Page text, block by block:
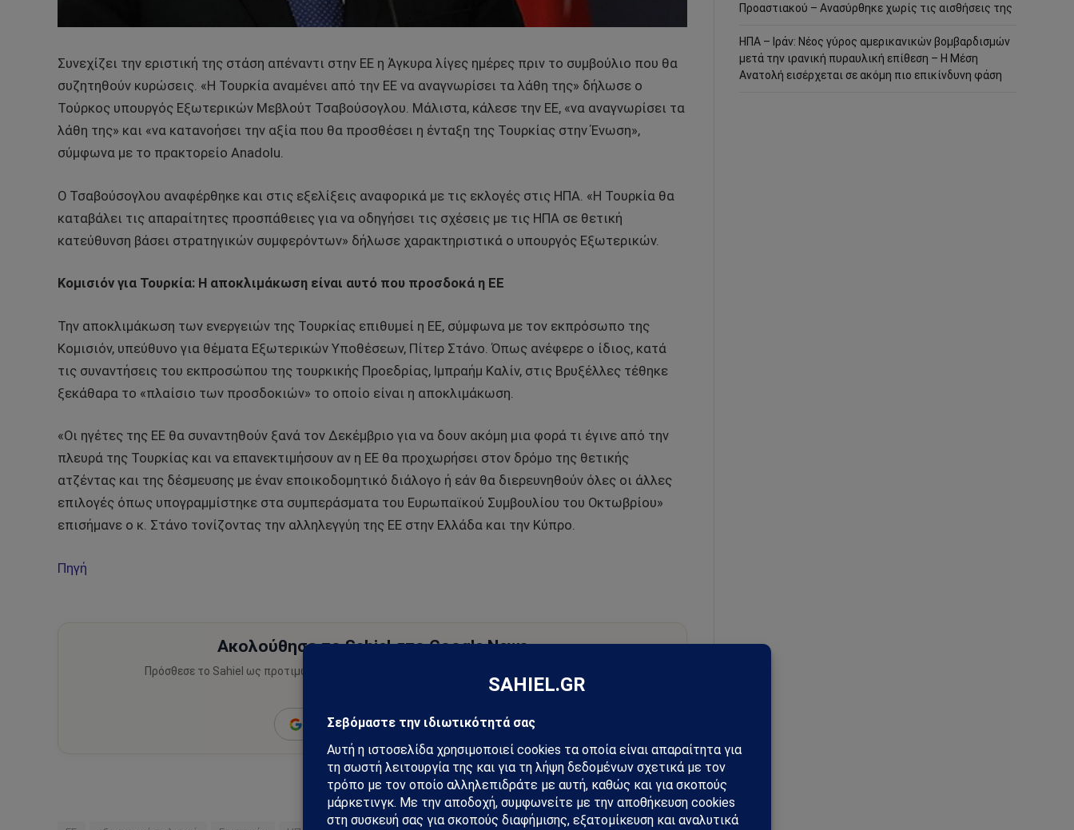
Συνεχίζει την εριστική της στάση απέναντι στην ΕΕ η Άγκυρα λίγες ημέρες πριν το συμβούλιο που θα
συζητηθούν κυρώσεις. «Η Τουρκία αναμένει από την ΕΕ να αναγνωρίσει τα λάθη της» δήλωσε ο
Τούρκος υπουργός Εξωτερικών Μεβλούτ Τσαβούσογλου. Μάλιστα, κάλεσε την ΕΕ, «να αναγνωρίσει τα
λάθη της» και «να κατανοήσει την αξία που θα προσθέσει η ένταξη της Τουρκίας στην Ένωση»,
σύμφωνα με το πρακτορείο Anadolu.
Ο Τσαβούσογλου αναφέρθηκε και στις εξελίξεις αναφορικά με τις εκλογές στις ΗΠΑ. «Η Τουρκία θα
καταβάλει τις απαραίτητες προσπάθειες για να οδηγήσει τις σχέσεις με τις ΗΠΑ σε θετική
κατεύθυνση βάσει στρατηγικών συμφερόντων» δήλωσε χαρακτηριστικά ο υπουργός Εξωτερικών.
Κομισιόν για Τουρκία: Η αποκλιμάκωση είναι αυτό που προσδοκά η ΕΕ
Την αποκλιμάκωση των ενεργειών της Τουρκίας επιθυμεί η ΕΕ, σύμφωνα με τον εκπρόσωπο της
Κομισιόν, υπεύθυνο για θέματα Εξωτερικών Υποθέσεων, Πίτερ Στάνο. Όπως ανέφερε ο ίδιος, κατά
τις συναντήσεις του εκπροσώπου της τουρκικής Προεδρίας, Ιμπραήμ Καλίν, στις Βρυξέλλες τέθηκε
ξεκάθαρα το «πλαίσιο των προσδοκιών» το οποίο είναι η αποκλιμάκωση.
«Οι ηγέτες της ΕΕ θα συναντηθούν ξανά τον Δεκέμβριο για να δουν ακόμη μια φορά τι έγινε από την
πλευρά της Τουρκίας και να επανεκτιμήσουν αν η ΕΕ θα προχωρήσει στον δρόμο της θετικής
ατζέντας και της δέσμευσης με έναν εποικοδομητικό διάλογο ή εάν θα διερευνηθούν όλες οι άλλες
επιλογές όπως υπογραμμίστηκε στα συμπεράσματα του Ευρωπαϊκού Συμβουλίου του Οκτωβρίου»
επισήμανε ο κ. Στάνο τονίζοντας την αλληλεγγύη της ΕΕ στην Ελλάδα και την Κύπρο.
Πηγή
Ακολούθησε το Sahiel στο Google News
Πρόσθεσε το Sahiel ως προτιμώμενη πηγή για να λαμβάνεις πρώτος τις σημαντικότερες
Add as a preferred source
Προαστιακού – Ανασύρθηκε χωρίς τις αισθήσεις της
ΗΠΑ – Ιράν: Νέος γύρος αμερικανικών βομβαρδισμών
μετά την ιρανική πυραυλική επίθεση – Η Μέση
Ανατολή εισέρχεται σε ακόμη πιο επικίνδυνη φάση